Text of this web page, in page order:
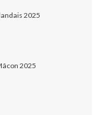
2025
2025